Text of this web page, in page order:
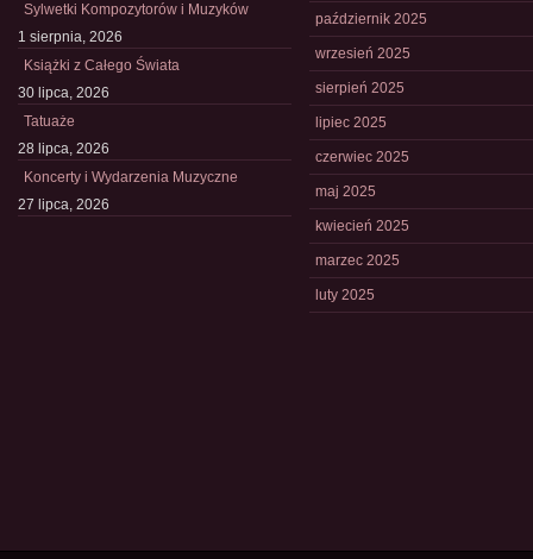
Sylwetki Kompozytorów i Muzyków
1 sierpnia, 2026
Książki z Całego Świata
30 lipca, 2026
Tatuaże
28 lipca, 2026
Koncerty i Wydarzenia Muzyczne
27 lipca, 2026
październik 2025
wrzesień 2025
sierpień 2025
lipiec 2025
czerwiec 2025
maj 2025
kwiecień 2025
marzec 2025
luty 2025